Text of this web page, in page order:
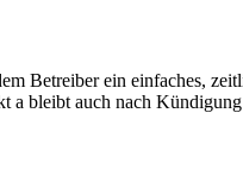
Betreiber ein einfaches,
bleibt auch nach Kündigung